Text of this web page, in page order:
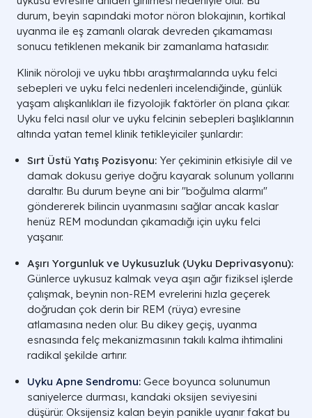
durum, beyin sapındaki motor nöron blokajının, kortikal
uyanma ile eş zamanlı olarak devreden çıkamaması
sonucu tetiklenen mekanik bir zamanlama hatasıdır.
Klinik nöroloji ve uyku tıbbı araştırmalarında uyku felci
sebepleri ve uyku felci nedenleri incelendiğinde, günlük
yaşam alışkanlıkları ile fizyolojik faktörler ön plana çıkar.
Uyku felci nasıl olur ve uyku felcinin sebepleri başlıklarının
altında yatan temel klinik tetikleyiciler şunlardır:
Sırt Üstü Yatış Pozisyonu: Yer çekiminin etkisiyle dil ve
damak dokusu geriye doğru kayarak solunum yollarını
daraltır. Bu durum beyne ani bir "boğulma alarmı"
göndererek bilincin uyanmasını sağlar ancak kaslar
henüz REM modundan çıkamadığı için uyku felci
yaşanır.
Aşırı Yorgunluk ve Uykusuzluk (Uyku Deprivasyonu):
Günlerce uykusuz kalmak veya aşırı ağır fiziksel işlerde
çalışmak, beynin non-REM evrelerini hızla geçerek
doğrudan çok derin bir REM (rüya) evresine
atlamasına neden olur. Bu dikey geçiş, uyanma
esnasında felç mekanizmasının takılı kalma ihtimalini
radikal şekilde artırır.
Uyku Apne Sendromu: Gece boyunca solunumun
saniyelerce durması, kandaki oksijen seviyesini
düşürür. Oksijensiz kalan beyin panikle uyanır fakat bu